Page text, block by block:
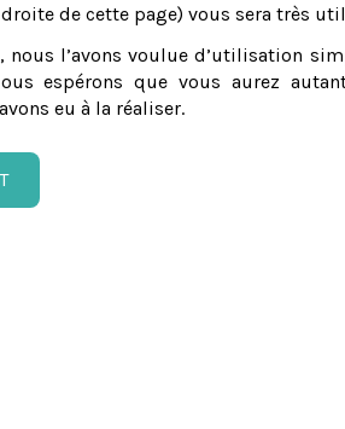
de cette page) vous sera très
nous l’avons voulue d’utilisation
espérons que vous aurez
eu à la réaliser.